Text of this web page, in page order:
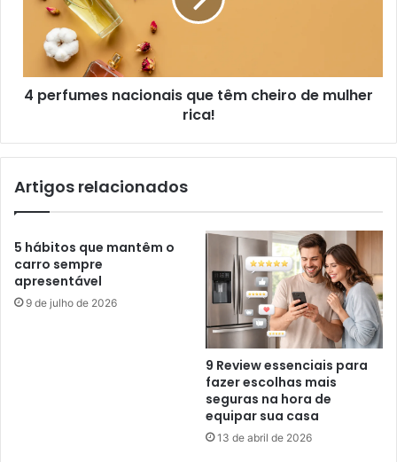
4 perfumes nacionais que têm cheiro de mulher
rica!
Artigos relacionados
5 hábitos que mantêm o
carro sempre
apresentável
9 de julho de 2026
9 Review essenciais para
fazer escolhas mais
seguras na hora de
equipar sua casa
13 de abril de 2026